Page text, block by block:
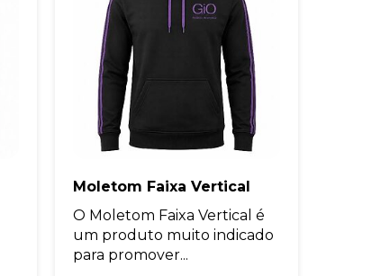
Moletom Faixa Vertical
O Moletom Faixa Vertical é
um produto muito indicado
para promover...